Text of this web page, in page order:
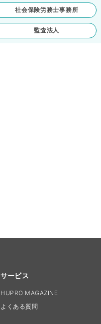
社会保険労務士事務所
監査法人
サービス
HUPRO MAGAZINE
よくある質問